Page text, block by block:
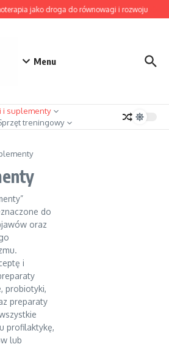
jako droga do równowagi i rozwoju
Menu
i suplementy
treningowy
do
oraz
i
probiotyki,
preparaty
profilaktykę,
lub